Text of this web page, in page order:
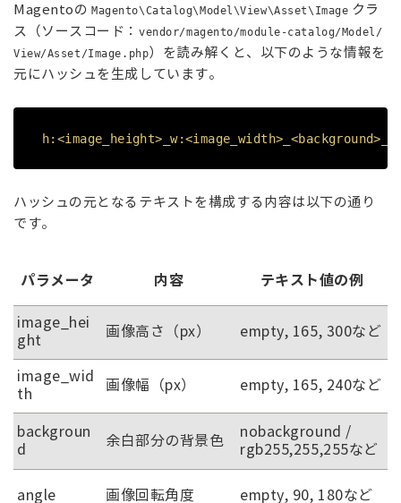
MagentoのMagento\Catalog\Model\View\Asset\Image クラ
ス（ソースコード：vendor/magento/module-catalog/Model/
View/Asset/Image.php）を読み解くと、以下のような情報を
元にハッシュを生成しています。
ハッシュの元となるテキストを構成する内容は以下の通り
です。
パラメータ 内容 テキスト値の例
image_hei
ght
画像高さ（px） empty, 165, 300など
image_wid
th
画像幅（px） empty, 165, 240など
backgroun
d
余白部分の背景色
nobackground /
rgb255,255,255など
angle 画像回転角度 empty, 90, 180など